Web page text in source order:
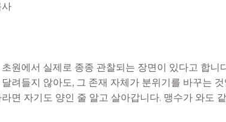
사
원에서 실제로 종종 관찰되는 장면이 있다고 합
려들지 않아도, 그 존재 자체가 분위기를 바꾸는
면 자기도 양인 줄 알고 살아갑니다. 맹수가 와도